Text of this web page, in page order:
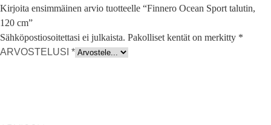
Kirjoita ensimmäinen arvio tuotteelle “Finnero Ocean Sport talutin,
120 cm”
Sähköpostiosoitettasi ei julkaista. Pakolliset kentät on merkitty *
ARVOSTELUSI *